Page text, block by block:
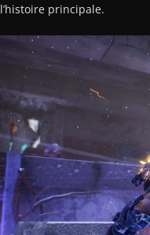
l’histoire principale.